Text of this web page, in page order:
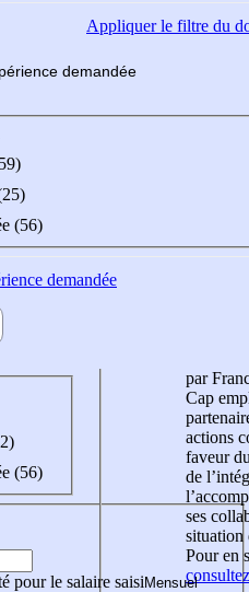
Appliquerle filtre du
demandée
(56)
demandée
(56)
pour le salaire saisi
par
Cap
actions
faveur
de
ses
situation
Pour en